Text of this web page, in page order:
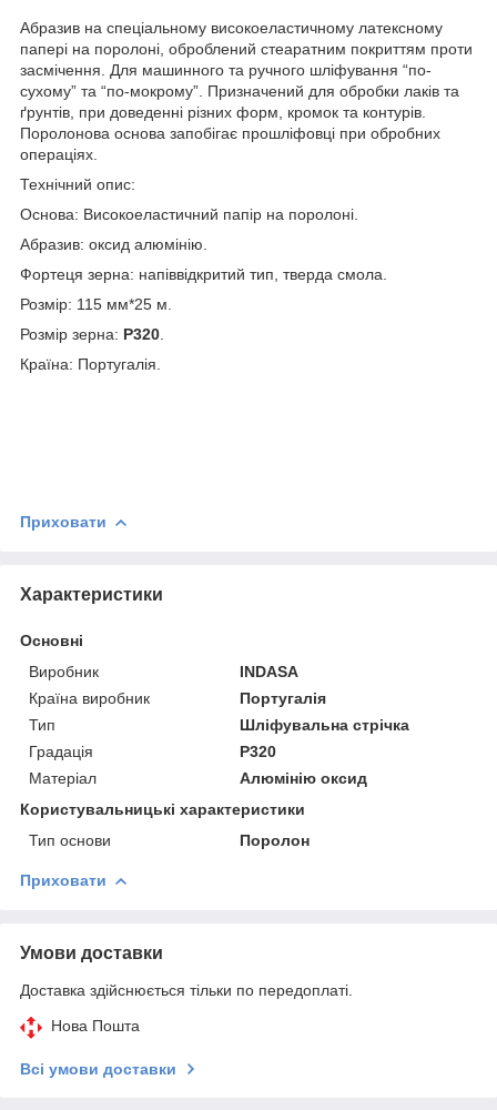
Абразив на спеціальному високоеластичному латексному
папері на поролоні, оброблений стеаратним покриттям проти
засмічення. Для машинного та ручного шліфування “по-
сухому” та “по-мокрому”. Призначений для обробки лаків та
ґрунтів, при доведенні різних форм, кромок та контурів.
Поролонова основа запобігає прошліфовці при обробних
операціях.
Технічний опис:
Основа: Високоеластичний папір на поролоні.
Абразив: оксид алюмінію.
Фортеця зерна: напіввідкритий тип, тверда смола.
Розмір: 115 мм*25 м.
Розмір зерна: P320
Країна: Португалія.
Приховати
Характеристики
Основні
Виробник
INDASA
Країна виробник
Португалія
Тип
Шліфувальна стрічка
Градація
P320
Матеріал
Алюмінію оксид
Користувальницькі характеристики
Тип основи
Поролон
Приховати
Умови доставки
Доставка здійснюється тільки по передоплаті.
Нова Пошта
Всі умови доставки